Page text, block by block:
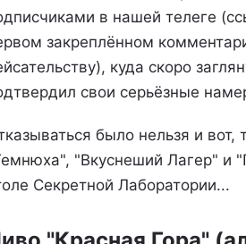
в нашей телеге
закреплённом
куда скоро
свои серьёзные
было нельзя и вот,
"Вкуснеший Лагер" и
Секретной Лаборатории...